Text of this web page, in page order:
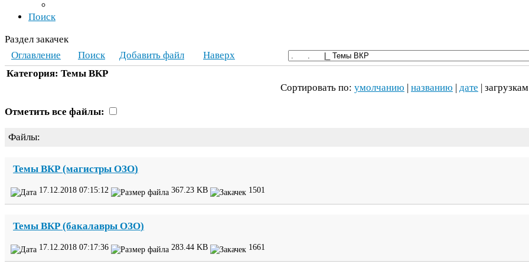
Поиск
Раздел закачек
Оглавление
Поиск Добавить файл
Наверх
Категория: Темы ВКР
Сортировать по: умолчанию | названию | дате |
Отметить все файлы:
Файлы:
Темы ВКР (магистры ОЗО)
17 12 2018 07:15:12 367 23 KB 1501
Темы ВКР (бакалавры ОЗО)
17 12 2018 07:17:36 283 44 KB 1661